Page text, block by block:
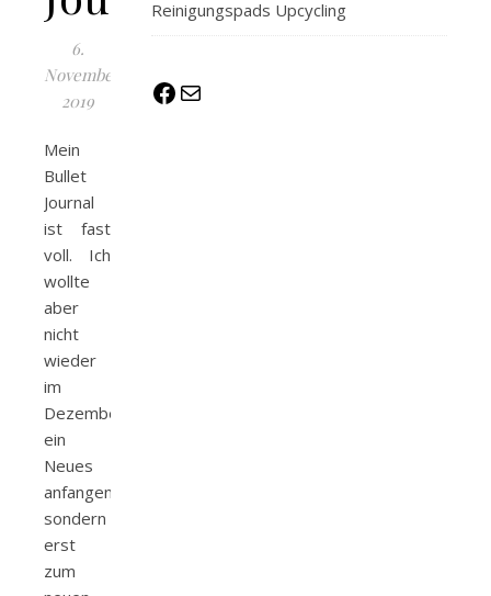
6.
November
2019
Mein
Bullet
Journal
ist fast
voll. Ich
wollte
aber
nicht
wieder
im
Dezember
ein
Neues
anfangen,
sondern
erst
zum
Reinigungspads Upcycling
Facebook